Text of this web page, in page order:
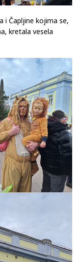
i Čapljine kojima se,
kretala vesela